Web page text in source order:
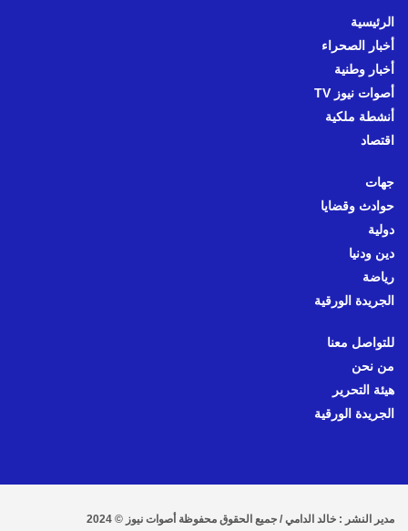
الرئيسية
أخبار الصحراء
أخبار وطنية
أصوات نيوز TV
أنشطة ملكية
اقتصاد
جهات
حوادث وقضايا
دولية
دين ودنيا
رياضة
الجريدة الورقية
للتواصل معنا
من نحن
هيئة التحرير
الجريدة الورقية
مدير النشر : خالد الدامي / جميع الحقوق محفوظة أصوات نيوز © 2024